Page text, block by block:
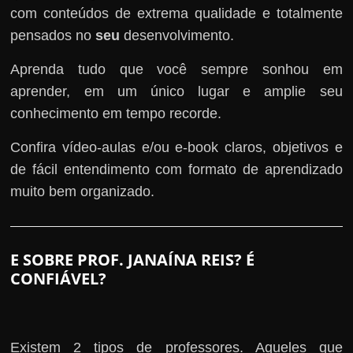
com conteúdos de extrema qualidade e totalmente
pensados noseu desenvolvimento.
Aprenda tudo que você sempre sonhou em
aprender, em um único lugar e amplie seu
conhecimento em tempo recorde.
Confira vídeo-aulas e/ou e-book claros, objetivos e
de fácil entendimento com formato de aprendizado
muito bem organizado.
E SOBRE PROF. JANAÍNA REIS? É
CONFIÁVEL?
Existem 2 tipos de professores. Aqueles que